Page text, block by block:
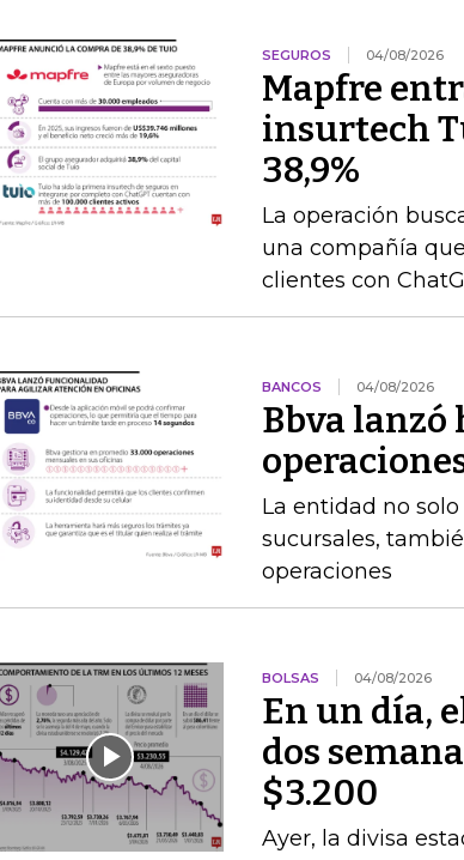
SEGUROS 04/08/2026
Mapfre
insurtech
38,9%
La operación
una compañía
clientes con
BANCOS 04/08/2026
Bbva
La entidad no
sucursales,
operaciones
BOLSAS 04/08/2026
En un día,
dos
$3.200
Ayer, la divisa